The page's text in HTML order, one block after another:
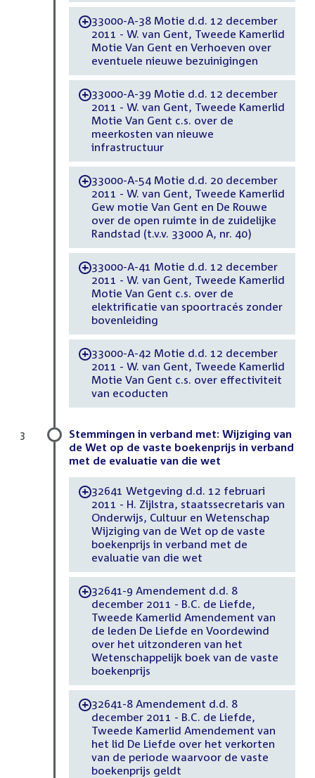
-33000-A-38 Motie d.d. 12 december
2011 - W. van Gent, Tweede Kamerlid
Motie Van Gent en Verhoeven over
eventuele nieuwe bezuinigingen
-33000-A-39 Motie d.d. 12 december
2011 - W. van Gent, Tweede Kamerlid
Motie Van Gent c.s. over de
meerkosten van nieuwe
infrastructuur
-33000-A-54 Motie d.d. 20 december
2011 - W. van Gent, Tweede Kamerlid
Gew motie Van Gent en De Rouwe
over de open ruimte in de zuidelijke
Randstad (t.v.v. 33000 A, nr. 40)
-33000-A-41 Motie d.d. 12 december
2011 - W. van Gent, Tweede Kamerlid
Motie Van Gent c.s. over de
elektrificatie van spoortracés zonder
bovenleiding
-33000-A-42 Motie d.d. 12 december
2011 - W. van Gent, Tweede Kamerlid
Motie Van Gent c.s. over effectiviteit
van ecoducten
Stemmingen in verband met: Wijziging van
de Wet op de vaste boekenprijs in verband
met de evaluatie van die wet
-32641 Wetgeving d.d. 12 februari
2011 - H. Zijlstra, staatssecretaris van
Onderwijs, Cultuur en Wetenschap
Wijziging van de Wet op de vaste
boekenprijs in verband met de
evaluatie van die wet
-32641-9 Amendement d.d. 8
december 2011 - B.C. de Liefde,
Tweede Kamerlid Amendement van
de leden De Liefde en Voordewind
over het uitzonderen van het
Wetenschappelijk boek van de vaste
boekenprijs
-32641-8 Amendement d.d. 8
december 2011 - B.C. de Liefde,
Tweede Kamerlid Amendement van
het lid De Liefde over het verkorten
van de periode waarvoor de vaste
boekenprijs geldt
3